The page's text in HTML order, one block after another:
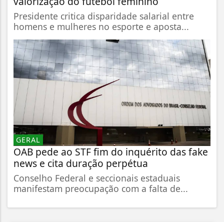
Presidente critica disparidade salarial entre
homens e mulheres no esporte e aposta...
GERAL
OAB pede ao STF fim do inquérito das fake
news e cita duração perpétua
Conselho Federal e seccionais estaduais
manifestam preocupação com a falta de...